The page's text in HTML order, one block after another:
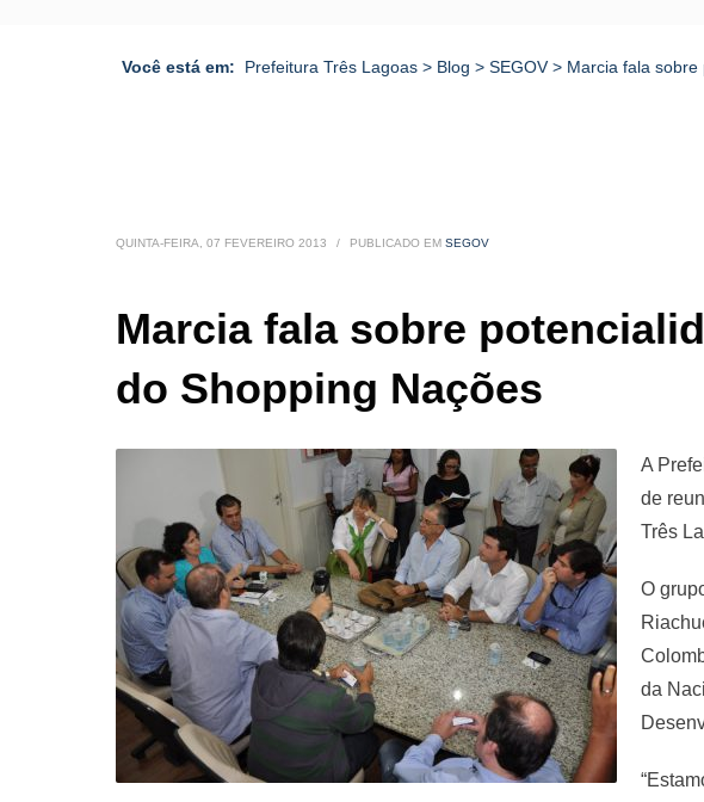
Você está em: Prefeitura Três Lagoas > Blog > SEGOV > Marcia fala
QUINTA-FEIRA, 07 FEVEREIRO 2013 / PUBLICADO EM SEGOV
Marcia fala sobre
do Shopping Nações
A
de
Três
O
da